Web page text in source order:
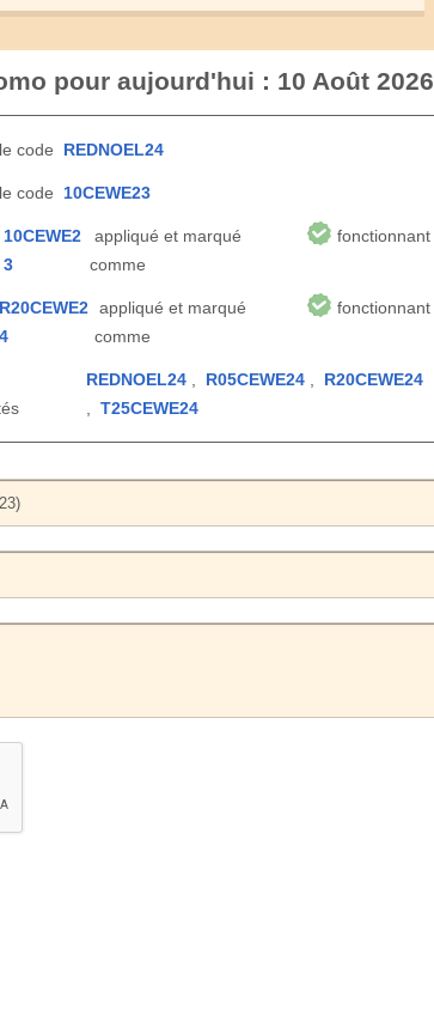
pour aujourd'hui : 10 Août 2026
code REDNOEL24
code 10CEWE23
10CEWE2
3
appliqué et marqué
comme
fonctionnant
R20CEWE2
4
appliqué et marqué
comme
fonctionnant
REDNOEL24, R05CEWE24, R20CEWE24
T25CEWE24